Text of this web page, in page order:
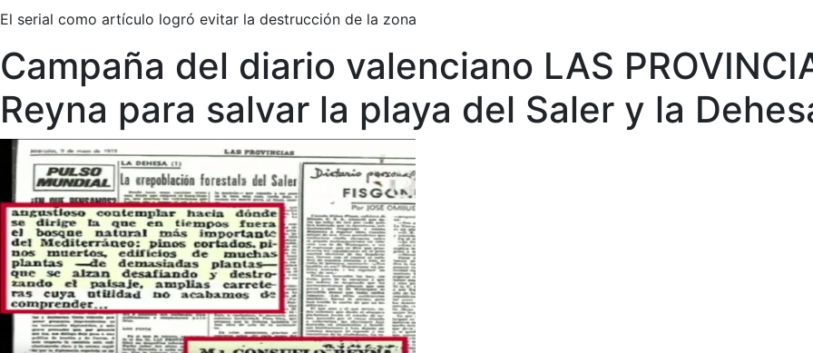
El serial como artículo logró evitar la destrucción de la zona
Campaña del diario valenciano LAS
Reyna para salvar la playa del Saler y la